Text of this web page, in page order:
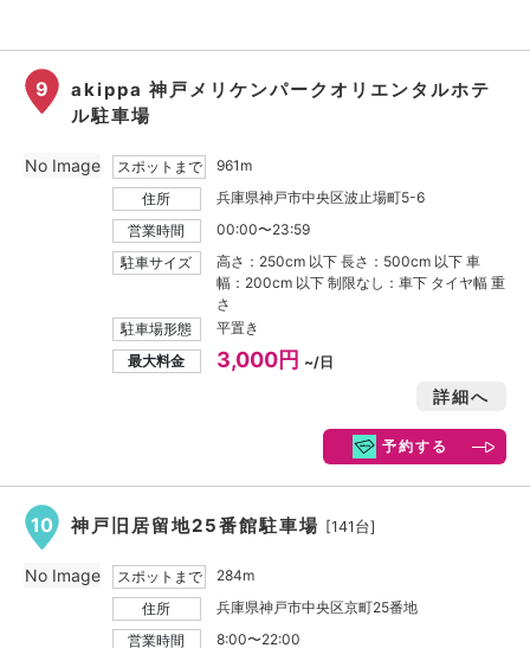
9
akippa 神戸メリケンパークオリエンタルホテ
ル駐車場
スポットまで
961m
住所
兵庫県神戸市中央区波止場町5-6
営業時間
00:00〜23:59
駐車サイズ
高さ：250cm 以下 長さ：500cm 以下 車
幅：200cm 以下 制限なし：車下 タイヤ幅 重
さ
駐車場形態
平置き
最大料金
3,000円 ~/日
詳細へ
予約する
No Image
10 神戸旧居留地25番館駐車場 [141台]
スポットまで
284m
住所
兵庫県神戸市中央区京町25番地
営業時間
8:00〜22:00
No Image